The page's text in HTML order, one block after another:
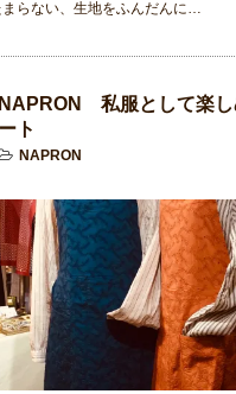
らない、生地をふんだんに…
NAPRON 私服として楽し
ート
NAPRON